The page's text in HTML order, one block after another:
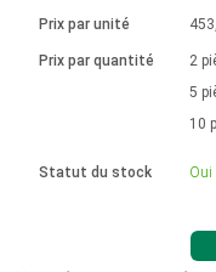
Système d'unité
Solénoïdes
Ø 28-42| 1-1400 rpm | <=
Contrôleur de
Pilotes de
continu à balais
Pilotes de moteur
Synchrone-Asynchrone | pour 1-
Boîtes de contrôle
Synchrone-Asynchrone | pour 1-
Français (EUR)
Prix par unité
Prix par quantité
Statut du stock
2
5
10
Oui